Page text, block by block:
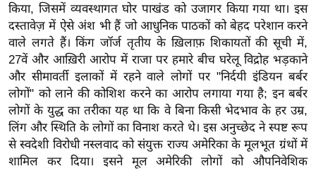
तृ
भू
मि
स्तं
भ
ए
म
.
आ
किया, जिसमें व्यवस्थागत घोर पाखंड को उजागर किया गया था। इस
दस्तावेज़ में ऐसे अंश भी हैं जो आधुनिक पाठकों को बेहद परेशान करने
वाले लगते हैं। किंग जॉर्ज तृतीय के ख़िलाफ़ शिकायतों की सूची में,
27वें और आख़िरी आरोप में राजा पर हमारे बीच घरेलू विद्रोह भड़काने
और सीमावर्ती इलाकों में रहने वाले लोगों पर "निर्दयी इंडियन बर्बर
लोगों" को लाने की कोशिश करने का आरोप लगाया गया है; इन बर्बर
लोगों के युद्ध का तरीका यह था कि वे बिना किसी भेदभाव के हर उम्र,
लिंग और स्थिति के लोगों का विनाश करते थे। इस अनुच्छेद ने स्पष्ट रूप
से स्वदेशी विरोधी नस्लवाद को संयुक्त राज्य अमेरिका के मूलभूत ग्रंथों में
शामिल कर दिया। इसने मूल अमेरिकी लोगों को औपनिवेशिक